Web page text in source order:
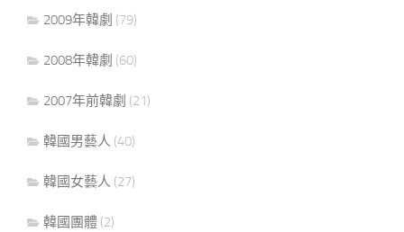
2009年韓劇 (79)
2008年韓劇 (60)
2007年前韓劇 (21)
韓國男藝人 (40)
韓國女藝人 (27)
韓國團體 (2)